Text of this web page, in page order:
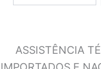
ASSISTÊNCIA